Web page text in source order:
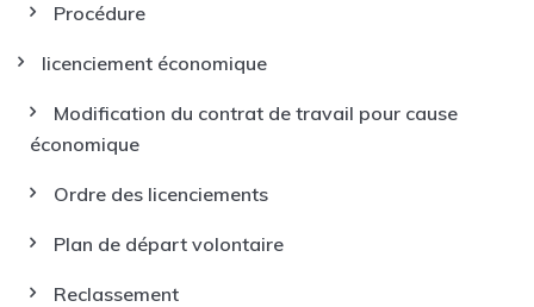
Procédure
licenciement économique
Modification du contrat de travail pour cause
économique
Ordre des licenciements
Plan de départ volontaire
Reclassement